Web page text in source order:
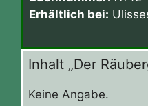
Erhältlich bei:
Inhalt „Der
Keine Angabe.